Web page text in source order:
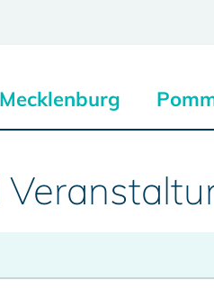
Mecklenburg